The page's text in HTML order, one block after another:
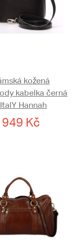
kožená
kabelka černá
Hannah
949 Kč